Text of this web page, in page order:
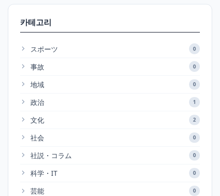
카테고리
スポーツ 0
事故 0
地域 0
政治 1
文化 2
社会 0
社説・コラム 0
科学・IT 0
芸能 0